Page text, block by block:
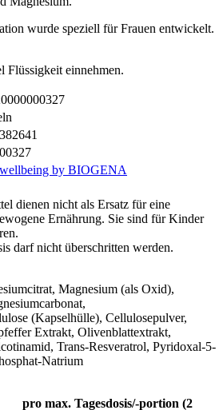
wurde speziell für Frauen entwickelt.
Flüssigkeit einnehmen.
by BIOGENA
dienen nicht als Ersatz für eine
Ernährung. Sie sind für Kinder
darf nicht überschritten werden.
Magnesium (als Oxid),
(Kapselhülle), Cellulosepulver,
Extrakt, Olivenblattextrakt,
Trans-Resveratrol, Pyridoxal-5-
Natrium
pro max. Tagesdosis/-portion (2